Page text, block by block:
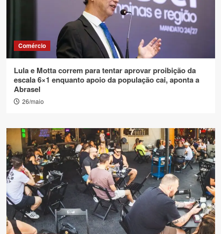
Comércio
Lula e Motta correm para tentar aprovar proibição da
escala 6×1 enquanto apoio da população cai, aponta a
Abrasel
26/maio